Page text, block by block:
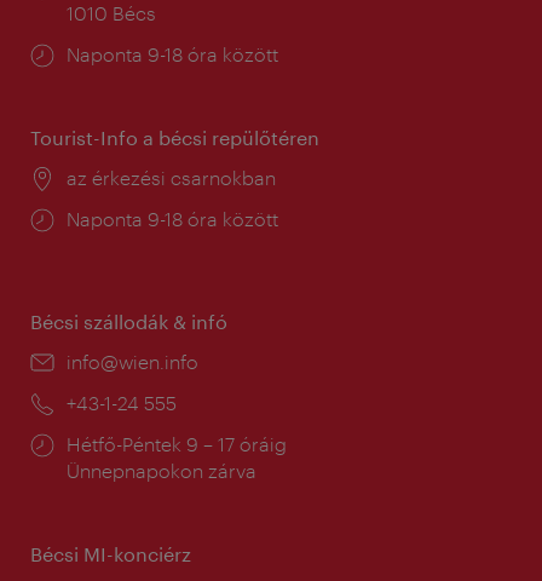
1010 Bécs
Nyitva
Naponta 9-18 óra között
Tourist-Info a bécsi repülőtéren
Helyszín:
az érkezési csarnokban
Nyitva
Naponta 9-18 óra között
Bécsi szállodák & infó
E-
info@wien.info
Telefon:
+43-1-24 555
Nyitva
tartás:
Hétfő-Péntek 9 – 17 óráig
Ünnepnapokon zárva
Bécsi MI-konciérz